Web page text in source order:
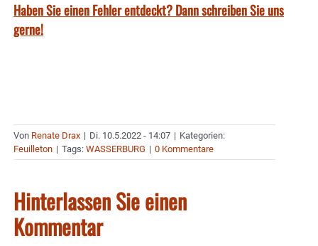
Haben Sie einen Fehler entdeckt? Dann schreiben Sie uns
gerne!
Von Renate Drax | Di. 10.5.2022 - 14:07 | Kategorien:
Feuilleton | Tags: WASSERBURG | 0 Kommentare
Hinterlassen Sie einen
Kommentar